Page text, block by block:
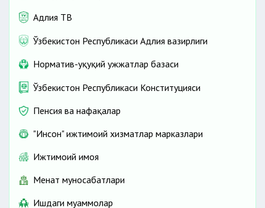
Адлия ТВ
Ўзбекистон Республикаси Адлия вазирлиги
Норматив-ҳуқуқий ҳужжатлар базаси
Ўзбекистон Республикаси Конституцияси
Пенсия ва нафақалар
"Инсон" ижтимоий хизматлар марказлари
Ижтимоий ҳимоя
Меҳнат муносабатлари
Ишдаги муаммолар